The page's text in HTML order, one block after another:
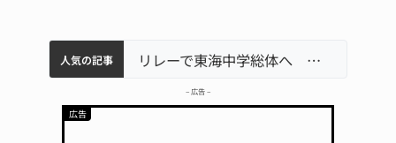
人気の記事
中学校の陶壁モニュメント 地元建設会社がボランティアで清掃 伊賀名張市立病院のDMAT、熊本地震の被災地へ 能登以来3回目の派遣
【インターハイ⑨】ソフトテニス ミス減らし上位狙う 近大高専 リレーで東海中学総体へ 伊賀・名張
– 広告 –